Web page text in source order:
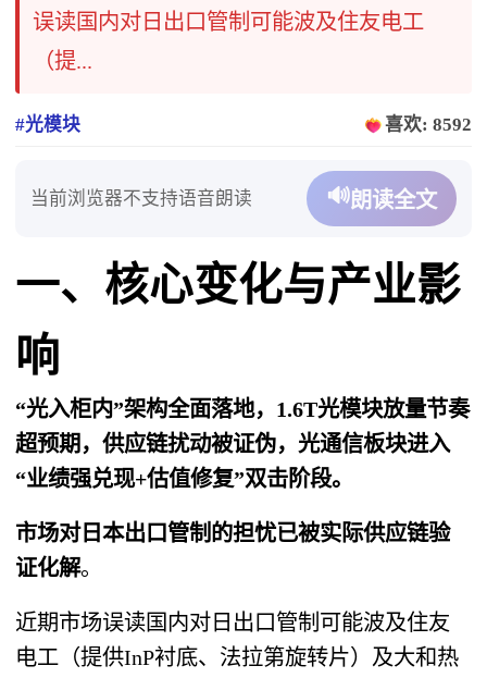
误读国内对日出口管制可能波及住友电工
（提...
#光模块 喜欢: 8592
当前浏览器不支持语音朗读 🔊朗读全文
一、核心变化与产业影
响
“光入柜内”架构全面落地，1.6T光模块放量节奏
超预期，供应链扰动被证伪，光通信板块进入
“业绩强兑现+估值修复”双击阶段。
市场对日本出口管制的担忧已被实际供应链验
证化解。
近期市场误读国内对日出口管制可能波及住友
电工（提供InP衬底、法拉第旋转片）及大和热